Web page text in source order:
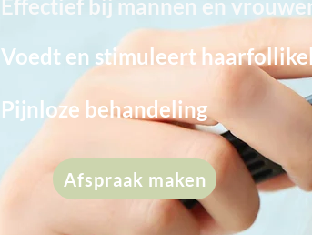
Afspraak maken
Effectief bij mannen en
Voedt en stimuleert
Pijnloze behandeling